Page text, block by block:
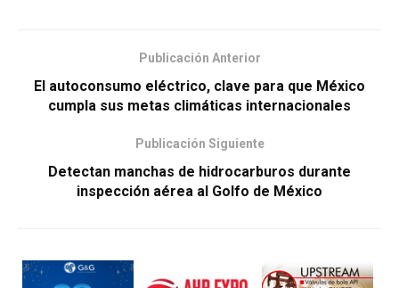
Publicación Anterior
El autoconsumo eléctrico, clave para que México
cumpla sus metas climáticas internacionales
Publicación Siguiente
Detectan manchas de hidrocarburos durante
inspección aérea al Golfo de México